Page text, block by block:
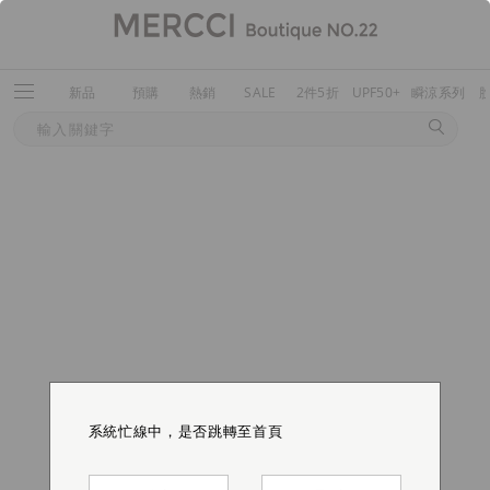
新品 預購 熱銷 SALE 2件5折 UPF50+ 瞬涼系列
系統忙線中，是否跳轉至首頁
系統忙線中，是否跳轉至首頁
系統忙線中，是否跳轉至首頁
系統忙線中，是否跳轉至首頁
系統忙線中，是否跳轉至首頁